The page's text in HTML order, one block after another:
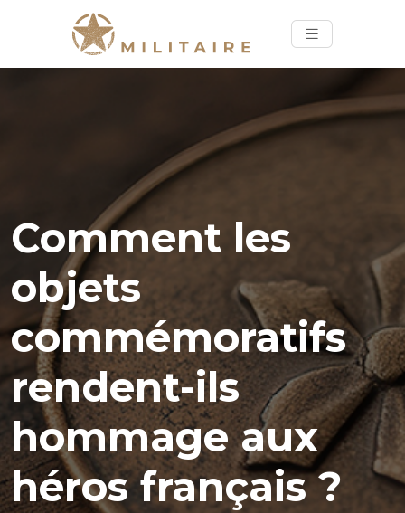
Comment les
objets
commémoratifs
rendent-ils
hommage aux
héros français ?